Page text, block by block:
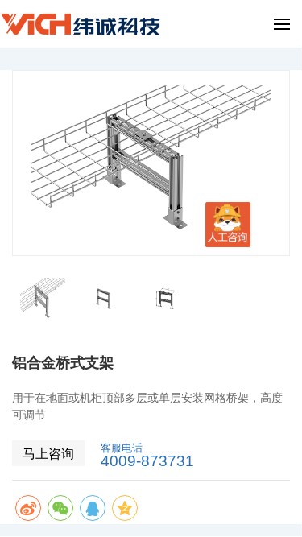
铝合金桥式支架
用于在地面或机柜顶部多层或单层安装网格桥架，高度
可调节
马上咨询 客服电话
4009-873731